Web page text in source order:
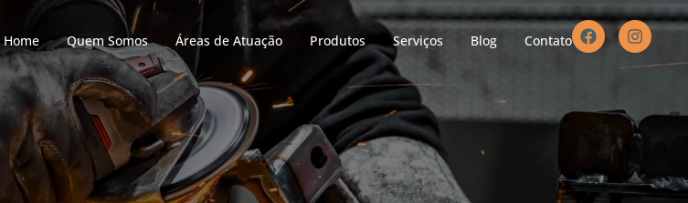
Home Quem Somos Áreas de Atuação Produtos Serviços Blog Contato